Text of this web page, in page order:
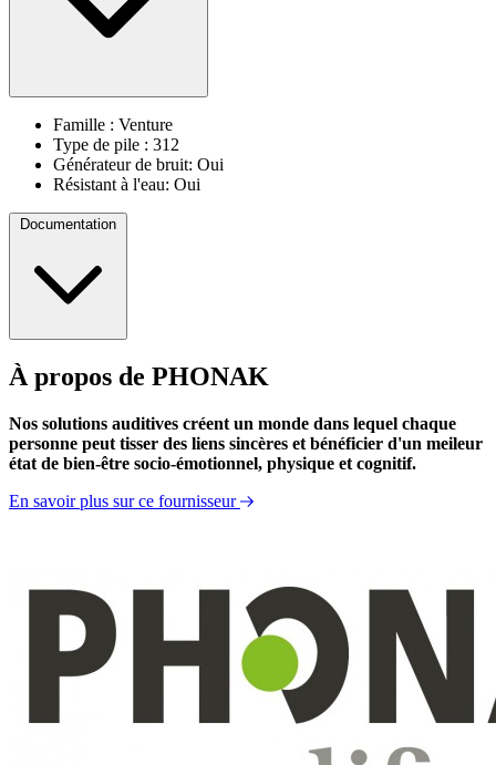
Famille : Venture
Type de pile : 312
Générateur de bruit: Oui
Résistant à l'eau: Oui
Documentation
Information Produit
À propos de PHONAK
Nos solutions auditives créent un monde dans lequel chaque
personne peut tisser des liens sincères et bénéficier d'un meileur
état de bien-être socio-émotionnel, physique et cognitif.
En savoir plus sur ce fournisseur